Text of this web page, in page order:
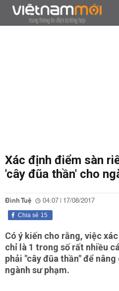
Xác định điểm sàn
'cây đũa thần' cho
Đình Tuệ 04:07 | 17/08/2017
15
Chia sẻ
Có ý kiến cho rằng, việc
chỉ là 1 trong số rất nhiều
phải "cây đũa thần" để
ngành sư phạm.